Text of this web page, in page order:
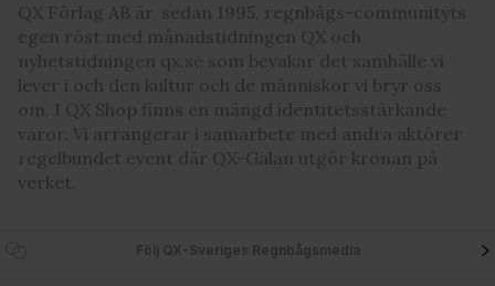
QX Förlag AB är, sedan 1995, regnbågs-communityts
egen röst med månadstidningen QX och
nyhetstidningen qx.se som bevakar det samhälle vi
lever i och den kultur och de människor vi bryr oss
om. I QX Shop finns en mängd identitetsstärkande
varor. Vi arrangerar i samarbete med andra aktörer
regelbundet event där QX-Galan utgör kronan på
verket.
Följ QX-Sveriges Regnbågsmedia